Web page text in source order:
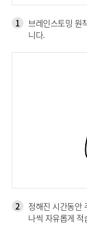
1
브레인스토밍 원
니다.
2
정해진 시간동안
나씩 자유롭게 적